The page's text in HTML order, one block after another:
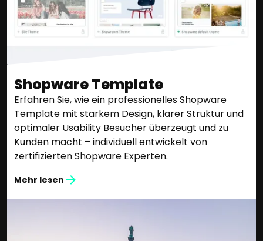
Shopware Template
Erfahren Sie, wie ein professionelles Shopware
Template mit starkem Design, klarer Struktur und
optimaler Usability Besucher überzeugt und zu
Kunden macht – individuell entwickelt von
zertifizierten Shopware Experten.
Mehr lesen